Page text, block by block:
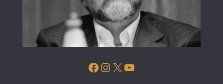
Facebook
Instagram
X YouTube